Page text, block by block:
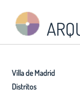
Villa de Madrid
Distritos